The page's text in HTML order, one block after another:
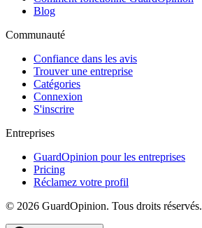
Blog
Communauté
Confiance dans les avis
Trouver une entreprise
Catégories
Connexion
S'inscrire
Entreprises
GuardOpinion pour les entreprises
Pricing
Réclamez votre profil
© 2026 GuardOpinion. Tous droits réservés.